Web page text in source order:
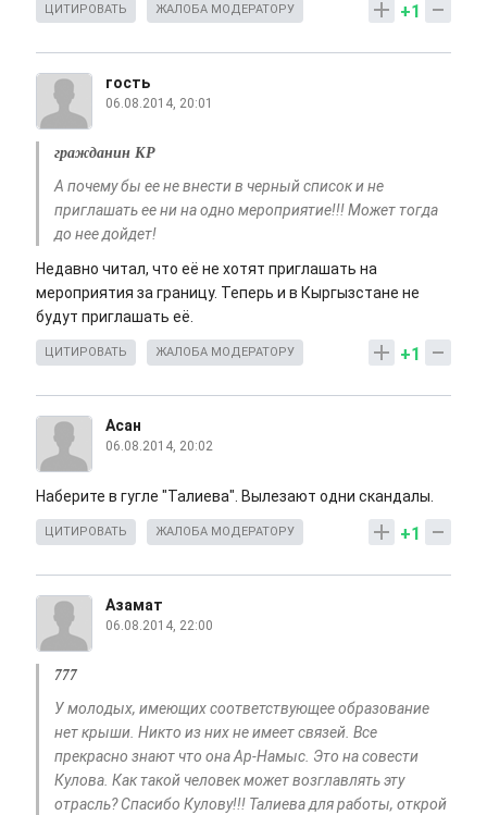
+1
ЦИТИРОВАТЬ ЖАЛОБА МОДЕРАТОРУ
гость
06.08.2014, 20:01
гражданин КР
А почему бы ее не внести в черный список и не
приглашать ее ни на одно мероприятие!!! Может тогда
до нее дойдет!
Недавно читал, что её не хотят приглашать на
мероприятия за границу. Теперь и в Кыргызстане не
будут приглашать её.
+1
ЦИТИРОВАТЬ ЖАЛОБА МОДЕРАТОРУ
Асан
06.08.2014, 20:02
Наберите в гугле "Талиева". Вылезают одни скандалы.
+1
ЦИТИРОВАТЬ ЖАЛОБА МОДЕРАТОРУ
Азамат
06.08.2014, 22:00
777
У молодых, имеющих соответствующее образование
нет крыши. Никто из них не имеет связей. Все
прекрасно знают что она Ар-Намыс. Это на совести
Кулова. Как такой человек может возглавлять эту
отрасль? Спасибо Кулову!!! Талиева для работы, открой